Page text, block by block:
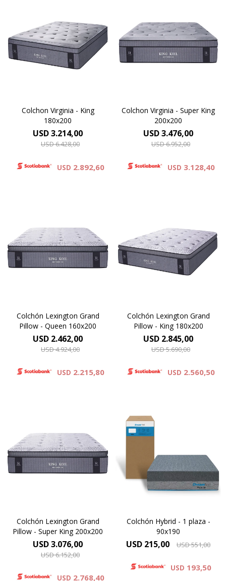
El modelo Virginia el
producto de mayor altura de
la línea Reserve Luxury de
King Koil. Desde el primer
contacto su excepcional
tejido de punto ofrece un
elevado toque de suavidad.
Colchon Virginia - King
180x200
USD3.214,00
USD6.428,00
USD 2.892,60
El modelo Virginia el
producto de mayor altura de
la línea Reserve Luxury de
King Koil. Desde el primer
contacto su excepcional
tejido de punto ofrece un
Colchon Virginia - Super King
200x200
USD3.476,00
USD6.952,00
USD 3.128,40
Pillow, redefine el descanso.
Su tejido de punto
proporciona una suavidad
inigualable, y su innovador
pillow top, conformado por
espuma viscoelástica, ofrece
Colchón Lexington Grand
Pillow - Queen 160x200
USD 2.462,00
USD4.924,00
USD 2.215,80
Pillow, redefine el descanso.
Su tejido de punto
proporciona una suavidad
inigualable, y su innovador
pillow top, conformado por
espuma viscoelástica, ofrece
un experiencia superior de
Colchón Lexington Grand
Pillow - King 180x200
USD 2.845,00
USD5.690,00
USD 2.560,50
Pillow, redefine el descanso.
Su tejido de punto
proporciona una suavidad
inigualable, y su innovador
pillow top, conformado por
espuma viscoelástica, ofrece
Colchón Lexington Grand
Pillow - Super King 200x200
USD3.076,00
USD6.152,00
USD 2.768,40
Descansa como nunca antes
Hey, dreamer del mundo
moderno, ¿listo para llevar tu
descanso al siguiente nivel?
Colchón Hybrid - 1 plaza -
90x190
USD 215,00 USD551,00
USD 193,50